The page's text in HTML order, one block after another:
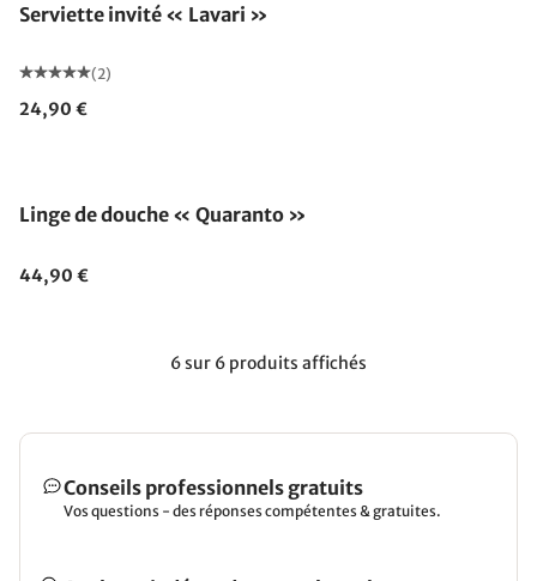
Serviette invité « Lavari »
(2)
24,90 €
Linge de douche « Quaranto »
44,90 €
6 sur 6 produits affichés
Conseils professionnels gratuits
Vos questions - des réponses compétentes & gratuites.